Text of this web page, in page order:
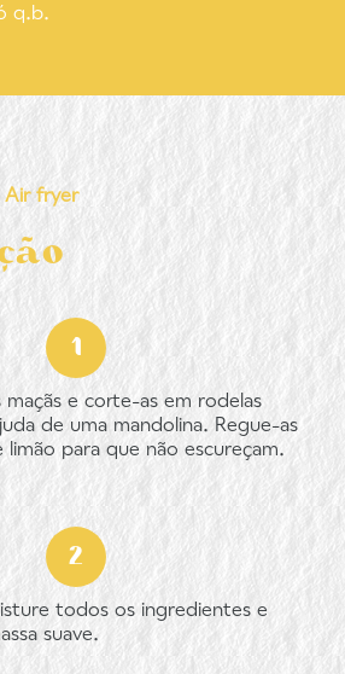
Air fryer
maçãs e corte-as em rodelas
de uma mandolina. Regue-as
limão para que não escureçam.
todos os ingredientes e
suave.
q.b.